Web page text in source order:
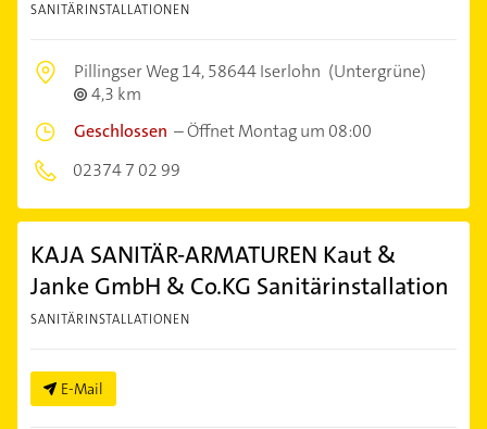
SANITÄRINSTALLATIONEN
Pillingser Weg 14,58644 Iserlohn (Untergrüne)
4,3 km
Geschlossen –Öffnet Montag um 08:00
02374 7 02 99
KAJA SANITÄR-ARMATUREN Kaut &
Janke GmbH & Co.KG Sanitärinstallation
SANITÄRINSTALLATIONEN
E-Mail